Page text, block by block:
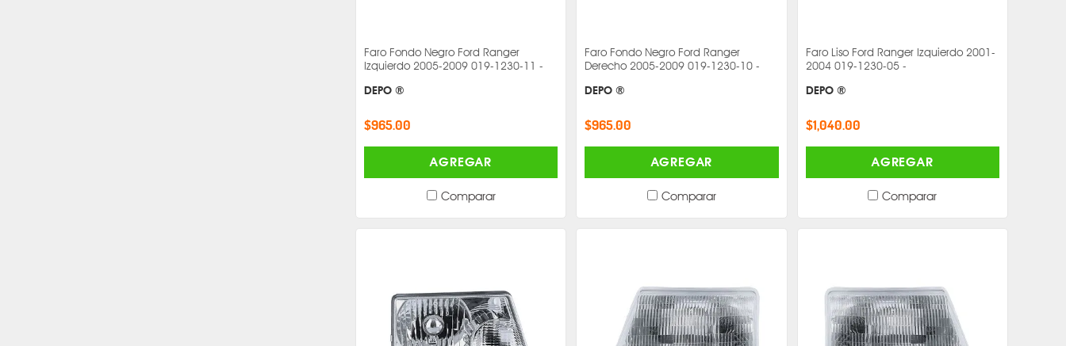
Faro Fondo Negro Ford Ranger
Izquierdo 2005-2009 019-1230-11 -
DEPO ®
$965.00
AGREGAR
Comparar
Faro Fondo Negro Ford Ranger
Derecho 2005-2009 019-1230-10 -
DEPO ®
$965.00
AGREGAR
Comparar
Faro Liso Ford Ranger Izquierdo 2001-
2004 019-1230-05 -
DEPO ®
$1,040.00
AGREGAR
Comparar